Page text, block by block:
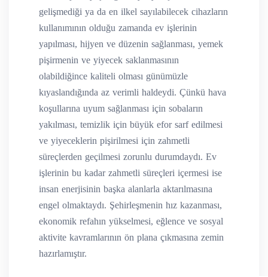
gelişmediği ya da en ilkel sayılabilecek cihazların
kullanımının olduğu zamanda ev işlerinin
yapılması, hijyen ve düzenin sağlanması, yemek
pişirmenin ve yiyecek saklanmasının
olabildiğince kaliteli olması günümüzle
kıyaslandığında az verimli haldeydi. Çünkü hava
koşullarına uyum sağlanması için sobaların
yakılması, temizlik için büyük efor sarf edilmesi
ve yiyeceklerin pişirilmesi için zahmetli
süreçlerden geçilmesi zorunlu durumdaydı. Ev
işlerinin bu kadar zahmetli süreçleri içermesi ise
insan enerjisinin başka alanlarla aktarılmasına
engel olmaktaydı. Şehirleşmenin hız kazanması,
ekonomik refahın yükselmesi, eğlence ve sosyal
aktivite kavramlarının ön plana çıkmasına zemin
hazırlamıştır.